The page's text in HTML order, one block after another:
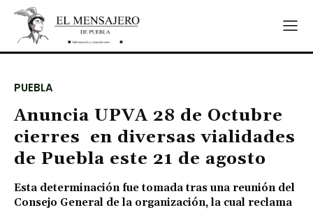
PUEBLA
Anuncia UPVA 28 de Octubre
cierres en diversas vialidades
de Puebla este 21 de agosto
Esta determinación fue tomada tras una reunión del
Consejo General de la organización, la cual reclama